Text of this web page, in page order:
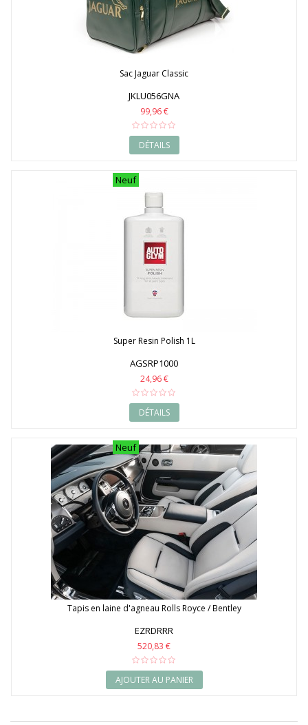
Sac Jaguar Classic
JKLU056GNA
99,96 €
DÉTAILS
Neuf
Super Resin Polish 1L
AGSRP1000
24,96 €
DÉTAILS
Neuf
Tapis en laine d'agneau Rolls Royce / Bentley
EZRDRRR
520,83 €
AJOUTER AU PANIER